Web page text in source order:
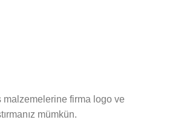
firma logo ve
mümkün.